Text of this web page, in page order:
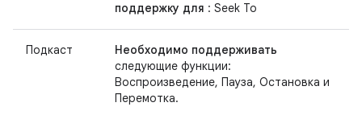
поддержку для : Seek To
Подкаст
Необходимо поддерживать
следующие функции:
Воспроизведение, Пауза, Остановка и
Перемотка.